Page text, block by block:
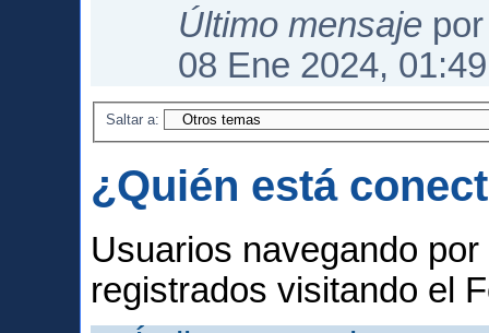
Último mensaje
08 Ene 2024, 01:49
Saltar a:
¿Quién está
Usuarios navegando
registrados visitando el